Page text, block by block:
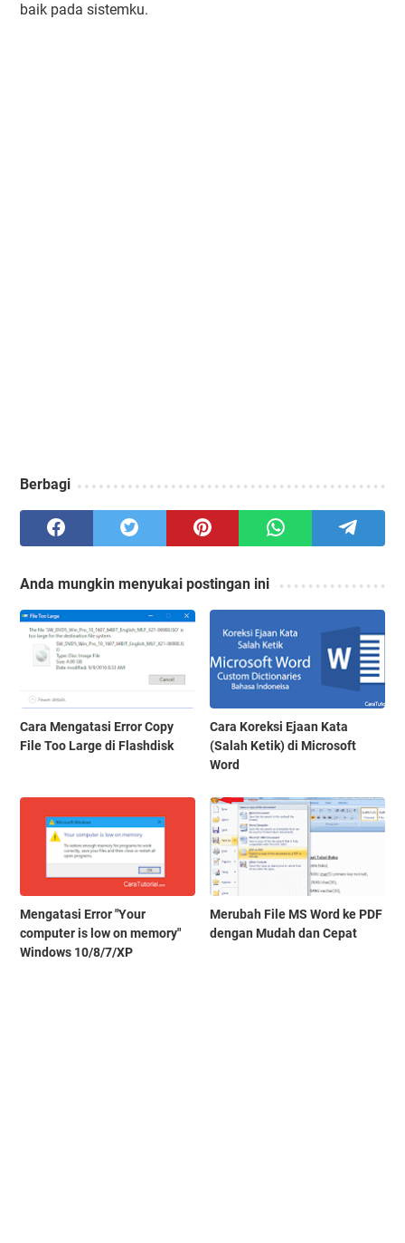
baik pada sistemku.
Berbagi
Anda mungkin menyukai postingan ini
Cara Mengatasi Error Copy
File Too Large di Flashdisk
Cara Koreksi Ejaan Kata
(Salah Ketik) di Microsoft
Word
Mengatasi Error "Your
computer is low on memory"
Windows 10/8/7/XP
Merubah File MS Word ke PDF
dengan Mudah dan Cepat